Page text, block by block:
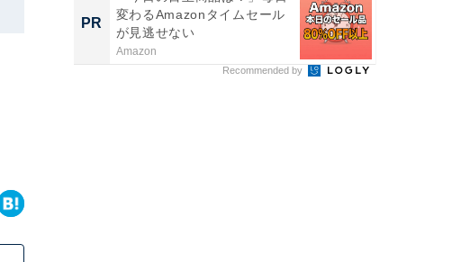
PR
変わるAmazonタイムセール
が見逃せない
Amazon
Recommended by